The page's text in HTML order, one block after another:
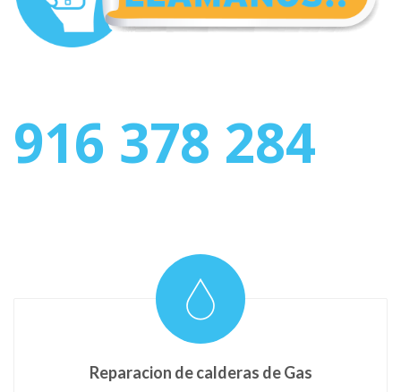
916 378 284
Reparacion de calderas de Gas